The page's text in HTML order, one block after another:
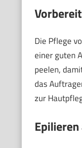
Die Pflege
einer guten
peelen,
das
zur